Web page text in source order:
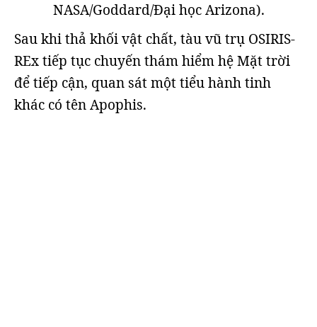
NASA/Goddard/Đại học Arizona).
Sau khi thả khối vật chất, tàu vũ trụ OSIRIS-
REx tiếp tục chuyến thám hiểm hệ Mặt trời
để tiếp cận, quan sát một tiểu hành tinh
khác có tên Apophis.